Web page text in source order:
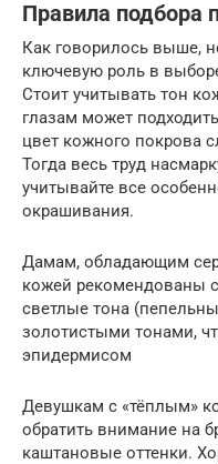
Правила подбора
Как говорилось выше,
ключевую роль в
Стоит учитывать тон
глазам может
цвет кожного покрова
Тогда весь труд
учитывайте все
окрашивания.
Дамам, обладающим
кожей рекомендованы
светлые тона
золотистыми тонами,
эпидермисом
Девушкам с «тёплым»
обратить внимание на
каштановые оттенки.